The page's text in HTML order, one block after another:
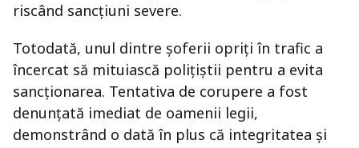
riscând sancțiuni severe.
Totodată, unul dintre șoferii opriți în trafic a
încercat să mituiască polițiștii pentru a evita
sancționarea. Tentativa de corupere a fost
denunțată imediat de oamenii legii,
demonstrând o dată în plus că integritatea și